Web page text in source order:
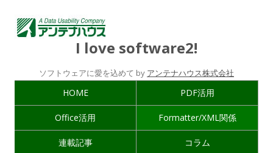
I love software2!
ソフトウェアに愛を込めて by アンテナハウス株式会社
HOME PDF活用
Office活用 Formatter/XML関係
連載記事 コラム